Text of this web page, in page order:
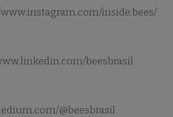
inside.bees/
beesbrasil
@beesbrasil